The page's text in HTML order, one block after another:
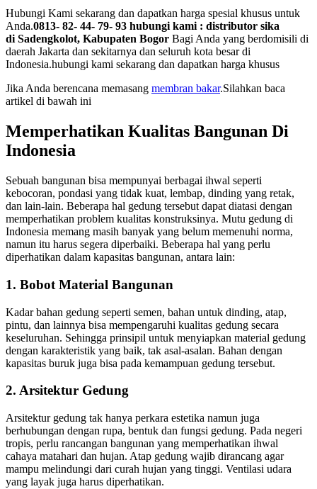
Hubungi Kami sekarang dan dapatkan harga spesial khusus untuk
Anda.0813- 82- 44- 79- 93 hubungi kami : distributor sika
di Sadengkolot, Kabupaten Bogor Bagi Anda yang berdomisili di
daerah Jakarta dan sekitarnya dan seluruh kota besar di
Indonesia.hubungi kami sekarang dan dapatkan harga khusus
Jika Anda berencana memasang membran bakar.Silahkan baca
artikel di bawah ini
Memperhatikan Kualitas Bangunan Di
Indonesia
Sebuah bangunan bisa mempunyai berbagai ihwal seperti
kebocoran, pondasi yang tidak kuat, lembap, dinding yang retak,
dan lain-lain. Beberapa hal gedung tersebut dapat diatasi dengan
memperhatikan problem kualitas konstruksinya. Mutu gedung di
Indonesia memang masih banyak yang belum memenuhi norma,
namun itu harus segera diperbaiki. Beberapa hal yang perlu
diperhatikan dalam kapasitas bangunan, antara lain:
1. Bobot Material Bangunan
Kadar bahan gedung seperti semen, bahan untuk dinding, atap,
pintu, dan lainnya bisa mempengaruhi kualitas gedung secara
keseluruhan. Sehingga prinsipil untuk menyiapkan material gedung
dengan karakteristik yang baik, tak asal-asalan. Bahan dengan
kapasitas buruk juga bisa pada kemampuan gedung tersebut.
2. Arsitektur Gedung
Arsitektur gedung tak hanya perkara estetika namun juga
berhubungan dengan rupa, bentuk dan fungsi gedung. Pada negeri
tropis, perlu rancangan bangunan yang memperhatikan ihwal
cahaya matahari dan hujan. Atap gedung wajib dirancang agar
mampu melindungi dari curah hujan yang tinggi. Ventilasi udara
yang layak juga harus diperhatikan.